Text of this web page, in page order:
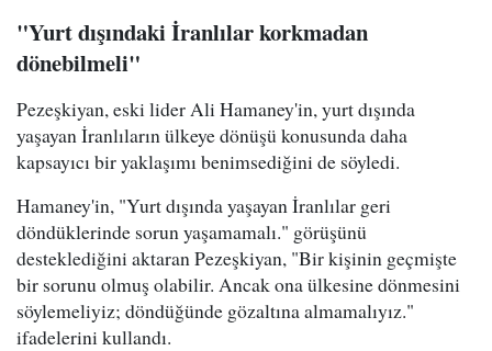
"Yurt dışındaki İranlılar korkmadan
dönebilmeli"
Pezeşkiyan, eski lider Ali Hamaney'in, yurt dışında
yaşayan İranlıların ülkeye dönüşü konusunda daha
kapsayıcı bir yaklaşımı benimsediğini de söyledi.
Hamaney'in, "Yurt dışında yaşayan İranlılar geri
döndüklerinde sorun yaşamamalı." görüşünü
desteklediğini aktaran Pezeşkiyan, "Bir kişinin geçmişte
bir sorunu olmuş olabilir. Ancak ona ülkesine dönmesini
söylemeliyiz; döndüğünde gözaltına almamalıyız."
ifadelerini kullandı.